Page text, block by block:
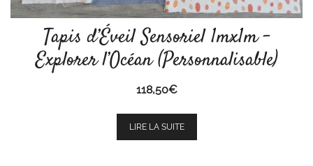
Tapis d’Éveil Sensoriel 1mx1m –
Explorer l’Océan (Personnalisable)
118,50€
LIRE LA SUITE